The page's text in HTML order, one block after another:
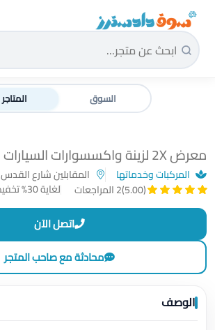
سوق دادسترز الرئيسية
السوق المتاجر
معرض 2X لزينة واكسسوارات السيارات
المركبات وخدماتها المقابلين شارع القدس
(5.00)
2 المراجعات لغاية 30% تخفيض
اتصل الآن
محادثة مع صاحب المتجر
الوصف